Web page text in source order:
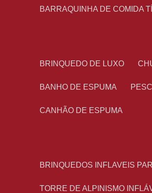
BARRAQUINHA DE COMIDA
BRINQUEDO DE LUXO
BANHO DE ESPUMA
CANHÃO DE ESPUMA
BRINQUEDOS INFLAVEIS
TORRE DE ALPINISMO